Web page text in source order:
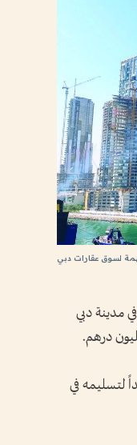
لسوق عقارات دبي
مدينة دبي
لتسليمه في